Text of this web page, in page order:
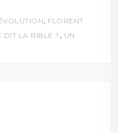
, FLORENT
DIT LA BIBLE ?, UN